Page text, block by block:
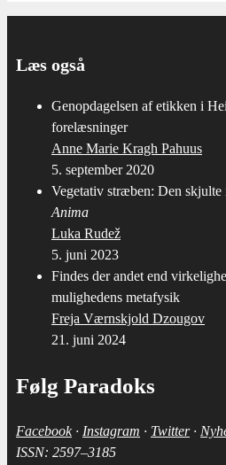
Læs også
Genopdagelsen af etikken i
forelæsninger
Anne Marie Kragh Pahuus
5. september 2020
Vegetativ stræben: Den skjulte
Anima
Luka Rudež
5. juni 2023
Findes der andet end
mulighedens metafysik
Freja Værnskjold Dzougov
21. juni 2024
Følg Paradoks
Face­book· Ins­ta­gram · Twit­ter·
ISSN: 2597–3185